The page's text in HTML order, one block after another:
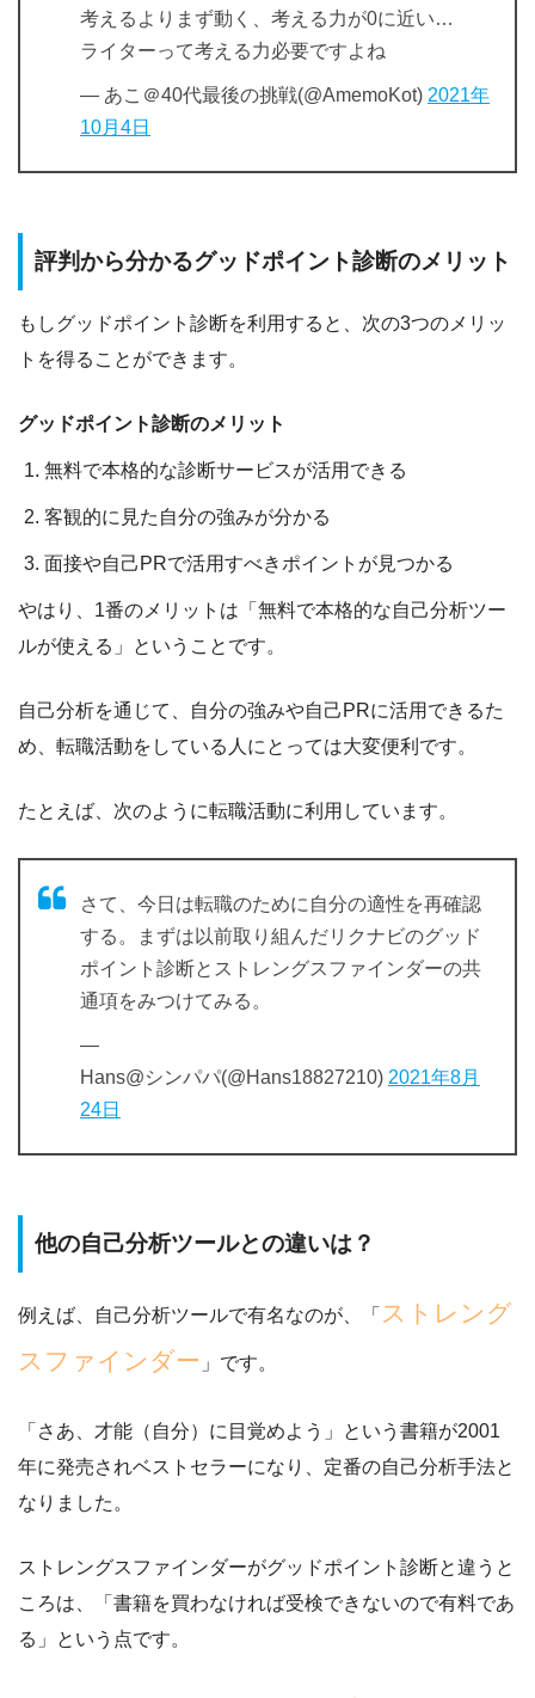
考えるよりまず動く、考える力が0に近い…
ライターって考える力必要ですよね
— あこ＠40代最後の挑戦(@AmemoKot) 2021年
10月4日
評判から分かるグッドポイント診断のメリット
もしグッドポイント診断を利用すると、次の3つのメリッ
トを得ることができます。
グッドポイント診断のメリット
無料で本格的な診断サービスが活用できる
客観的に見た自分の強みが分かる
面接や自己PRで活用すべきポイントが見つかる
やはり、1番のメリットは 「無料で本格的な自己分析ツー
ルが使える」
ということです。
自己分析を通じて、
自分の強みや自己PRに活用できるた
め、転職活動をしている人にとっては大変便利 です。
たとえば、次のように転職活動に利用しています。
さて、今日は転職のために自分の適性を再確認
する。まずは以前取り組んだリクナビのグッド
ポイント診断とストレングスファインダーの共
通項をみつけてみる。
—
Hans@シンパパ(@Hans18827210) 2021年8月
24日
他の自己分析ツールとの違いは？
例えば、自己分析ツールで有名なのが、「 ストレング
スファインダー 」です。
「さあ、才能（自分）に目覚めよう」という書籍が2001
年に発売されベストセラーになり、 定番の自己分析手法と
なりました。
ストレングスファインダーがグッドポイント診断と違うと
ころは、
「書籍を買わなければ受検できないので有料であ
る」
という点です。